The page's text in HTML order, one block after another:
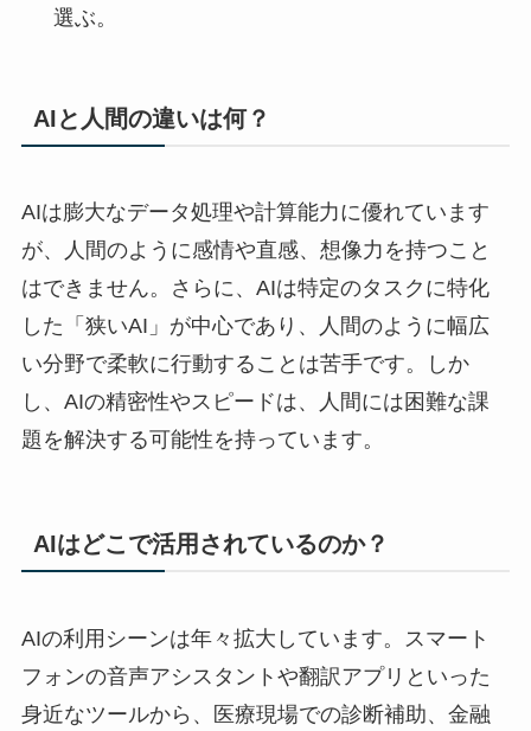
選ぶ。
AIと人間の違いは何？
AIは膨大なデータ処理や計算能力に優れています
が、人間のように感情や直感、想像力を持つこと
はできません。さらに、AIは特定のタスクに特化
した「狭いAI」が中心であり、人間のように幅広
い分野で柔軟に行動することは苦手です。しか
し、AIの精密性やスピードは、人間には困難な課
題を解決する可能性を持っています。
AIはどこで活用されているのか？
AIの利用シーンは年々拡大しています。スマート
フォンの音声アシスタントや翻訳アプリといった
身近なツールから、医療現場での診断補助、金融